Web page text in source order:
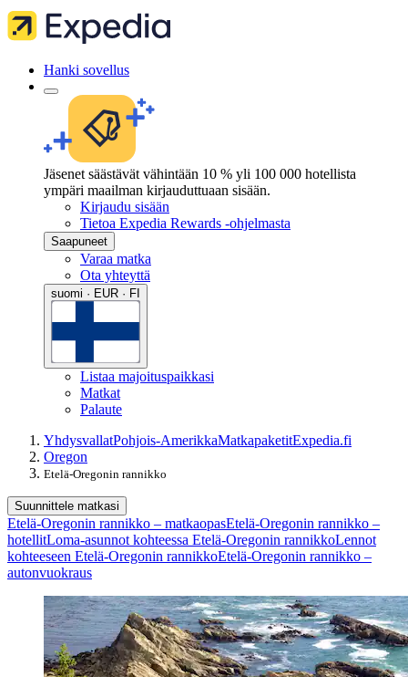
Hanki sovellus
Jäsenet säästävät vähintään 10 % yli 100 000 hotellista
ympäri maailman kirjauduttuaan sisään.
Kirjaudu sisään
Tietoa Expedia Rewards -ohjelmasta
Saapuneet
Varaa matka
Ota yhteyttä
suomi · EUR · FI
Listaa majoituspaikkasi
Matkat
Palaute
YhdysvallatPohjois-AmerikkaMatkapaketitExpedia.fi
Oregon
Etelä-Oregonin rannikko
Suunnittele matkasi
Etelä-Oregonin rannikko – matkaopasEtelä-Oregonin rannikko –
hotellitLoma-asunnot kohteessa Etelä-Oregonin rannikkoLennot
kohteeseen Etelä-Oregonin rannikkoEtelä-Oregonin rannikko –
autonvuokraus